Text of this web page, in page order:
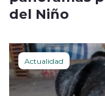
del Niño
Actualidad